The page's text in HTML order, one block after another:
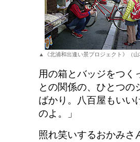
▲《北浦和出逢い景プロジェクト》（
用の箱とバッジをつく
との関係の、ひとつ
ばかり。八百屋もいい
のよ。」
照れ笑いするおかみさ